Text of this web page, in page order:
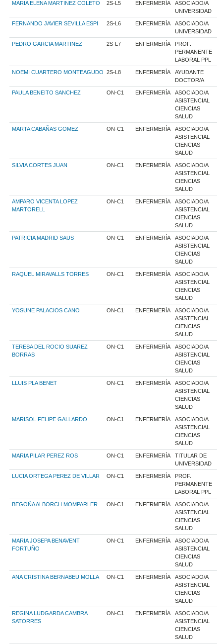
MARIA ELENA MARTINEZ COLETO 2S-L5 ENFERMERÍA
ASOCIADO/A
UNIVERSIDAD
FERNANDO JAVIER SEVILLA ESPI 2S-L6 ENFERMERÍA
ASOCIADO/A
UNIVERSIDAD
PEDRO GARCIA MARTINEZ 2S-L7 ENFERMERÍA
PROF.
PERMANENTE
LABORAL PPL
NOEMI CUARTERO MONTEAGUDO 2S-L8 ENFERMERÍA
AYUDANTE
DOCTOR/A
PAULA BENEITO SANCHEZ ON-C1 ENFERMERÍA
ASOCIADO/A
ASISTENCIAL
CIENCIAS
SALUD
MARTA CABAÑAS GOMEZ ON-C1 ENFERMERÍA
ASOCIADO/A
ASISTENCIAL
CIENCIAS
SALUD
SILVIA CORTES JUAN ON-C1 ENFERMERÍA
ASOCIADO/A
ASISTENCIAL
CIENCIAS
SALUD
AMPARO VICENTA LOPEZ
MARTORELL
ON-C1 ENFERMERÍA
ASOCIADO/A
ASISTENCIAL
CIENCIAS
SALUD
PATRICIA MADRID SAUS ON-C1 ENFERMERÍA
ASOCIADO/A
ASISTENCIAL
CIENCIAS
SALUD
RAQUEL MIRAVALLS TORRES ON-C1 ENFERMERÍA
ASOCIADO/A
ASISTENCIAL
CIENCIAS
SALUD
YOSUNE PALACIOS CANO ON-C1 ENFERMERÍA
ASOCIADO/A
ASISTENCIAL
CIENCIAS
SALUD
TERESA DEL ROCIO SUAREZ
BORRAS
ON-C1 ENFERMERÍA
ASOCIADO/A
ASISTENCIAL
CIENCIAS
SALUD
LLUIS PLA BENET ON-C1 ENFERMERÍA
ASOCIADO/A
ASISTENCIAL
CIENCIAS
SALUD
MARISOL FELIPE GALLARDO ON-C1 ENFERMERÍA
ASOCIADO/A
ASISTENCIAL
CIENCIAS
SALUD
MARIA PILAR PEREZ ROS ON-C1 ENFERMERÍA
TITULAR DE
UNIVERSIDAD
LUCIA ORTEGA PEREZ DE VILLAR ON-C1 ENFERMERÍA
PROF.
PERMANENTE
LABORAL PPL
BEGOÑA ALBORCH MOMPARLER ON-C1 ENFERMERÍA
ASOCIADO/A
ASISTENCIAL
CIENCIAS
SALUD
MARIA JOSEPA BENAVENT
FORTUÑO
ON-C1 ENFERMERÍA
ASOCIADO/A
ASISTENCIAL
CIENCIAS
SALUD
ANA CRISTINA BERNABEU MOLLA ON-C1 ENFERMERÍA
ASOCIADO/A
ASISTENCIAL
CIENCIAS
SALUD
REGINA LUDGARDA CAMBRA
SATORRES
ON-C1 ENFERMERÍA
ASOCIADO/A
ASISTENCIAL
CIENCIAS
SALUD